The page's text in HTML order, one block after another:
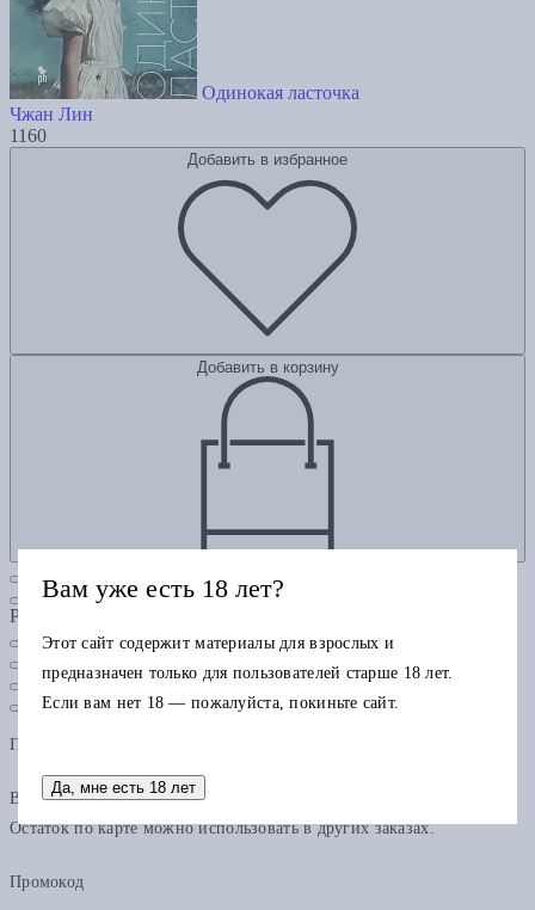
Одинокая ласточка
Чжан Лин
1160
Добавить в избранное
Добавить в корзину
Рубрики
Подарочная карта
В одном заказе можно применить только одну подарочную карту.
Остаток по карте можно использовать в других заказах.
Промокод
Вам уже есть 18 лет?
Этот сайт содержит материалы для взрослых и
предназначен только для пользователей старше 18 лет.
Если вам нет 18 — пожалуйста, покиньте сайт.
Да, мне есть 18 лет